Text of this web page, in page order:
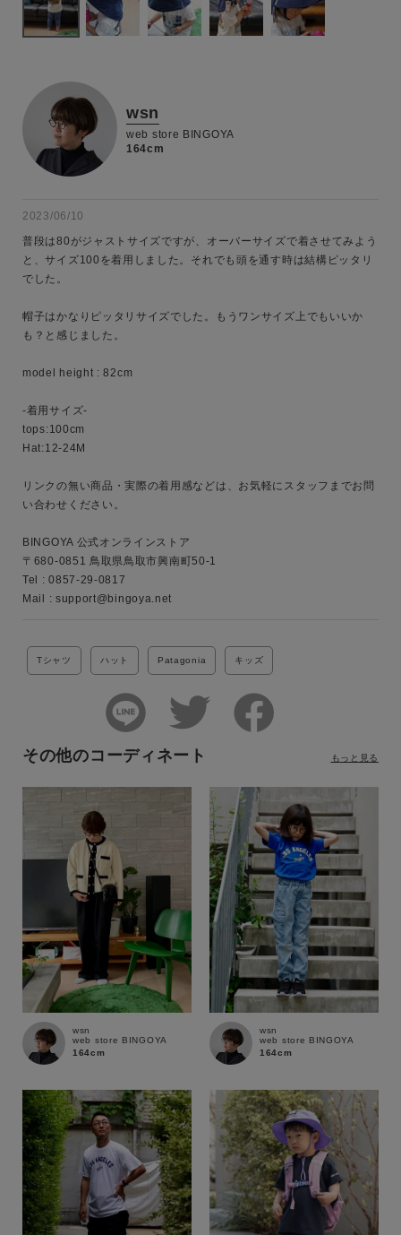
性別
カテゴリ
wsn
web store BINGOYA
164cm
2023/06/10
普段は80がジャストサイズですが、オーバーサイズで着させてみよう
と、サイズ100を着用しました。それでも頭を通す時は結構ピッタリ
でした。
帽子はかなりピッタリサイズでした。もうワンサイズ上でもいいか
も？と感じました。
model height : 82cm
-着用サイズ-
tops:100cm
Hat:12-24M
リンクの無い商品・実際の着用感などは、お気軽にスタッフまでお問
い合わせください。
BINGOYA 公式オンラインストア
〒680-0851 鳥取県鳥取市興南町50-1
Tel : 0857-29-0817
Mail : support@bingoya.net
Tシャツ ハット Patagonia キッズ
その他のコーディネート
wsn
web store BINGOYA
164cm
wsn
web store BINGOYA
164cm
もっと見る